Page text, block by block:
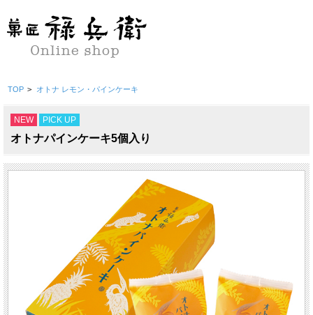
TOP > オトナ レモン・パインケーキ
NEW PICK UP
オトナパインケーキ5個入り